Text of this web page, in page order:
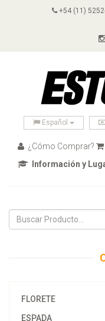
+54 (11)
Español
¿Cómo Comprar?
Información y
FLORETE
ESPADA